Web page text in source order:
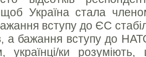
Україна стала
вступу до ЄС
а бажання вступу до
українці/ки